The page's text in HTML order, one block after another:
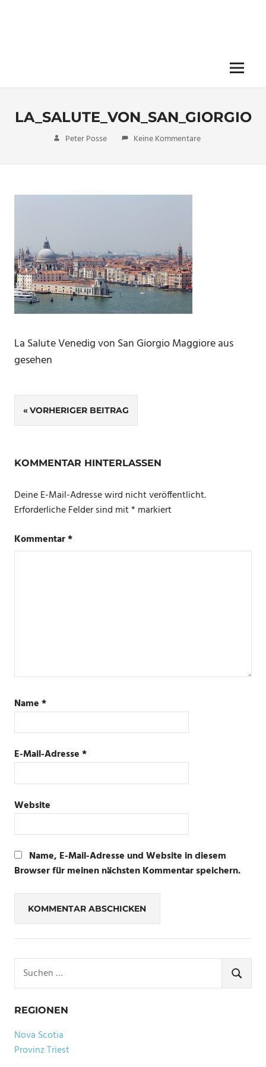
Menü
LA_SALUTE_VON_SAN_GIORGIO
27. Januar 2018
Peter Posse Keine Kommentare
La Salute Venedig von San Giorgio Maggiore aus
gesehen
Beitragsnavigation
VORHERIGER BEITRAG
KOMMENTAR HINTERLASSEN
Deine E-Mail-Adresse wird nicht veröffentlicht.
Erforderliche Felder sind mit* markiert
Kommentar*
Name*
E-Mail-Adresse*
Website
Name, E-Mail-Adresse und Website in diesem
Browser für meinen nächsten Kommentar speichern.
nach:
SUCHEN
REGIONEN
Nova Scotia
Provinz Triest